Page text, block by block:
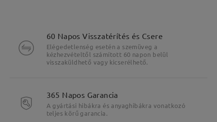
Fő jellemzők kiemelése
60 Napos Visszatérítés és Csere
Elégedetlenség esetén a szemüveg a
kézhezvételtől számított 60 napon belül
visszaküldhető vagy kicserélhető.
365 Napos Garancia
A gyártási hibákra és anyaghibákra vonatkozó
teljes körű garancia.